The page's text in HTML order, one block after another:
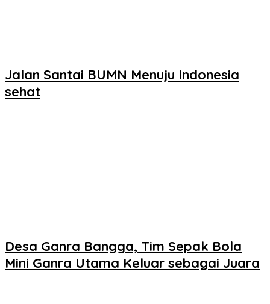
Jalan Santai BUMN Menuju Indonesia
sehat
Desa Ganra Bangga, Tim Sepak Bola
Mini Ganra Utama Keluar sebagai Juara